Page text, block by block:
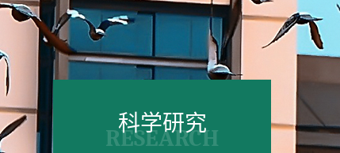
科学研究
RESEARCH